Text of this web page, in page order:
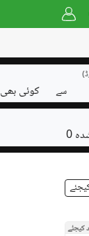
سے کوئی بھی
0
کیجئے